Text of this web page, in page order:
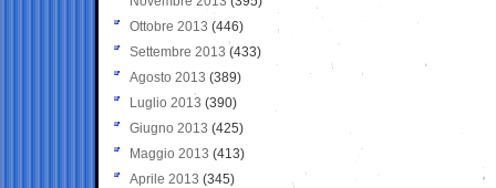
Ottobre 2013 (446)
Settembre 2013 (433)
Agosto 2013 (389)
Luglio 2013 (390)
Giugno 2013 (425)
Maggio 2013 (413)
Aprile 2013 (345)